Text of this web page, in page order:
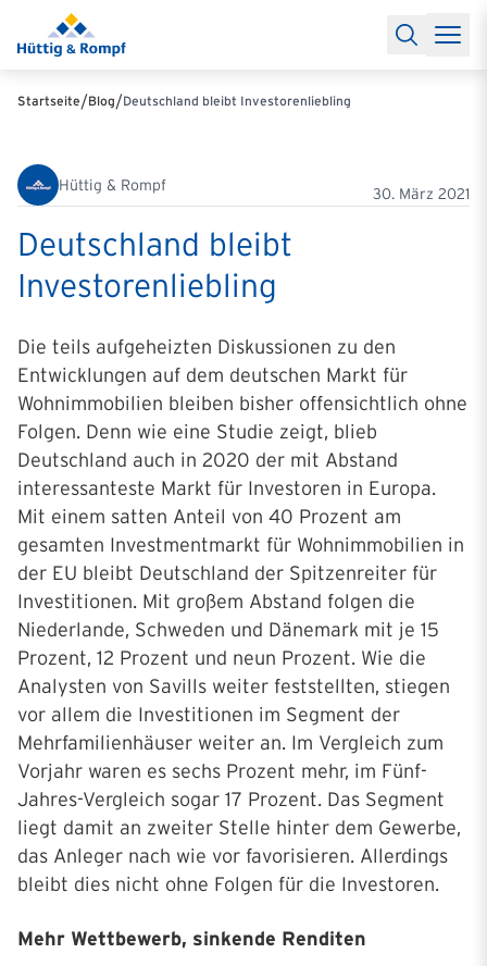
Baufinanzierung
RechnerBaufinanzierungsrechner
Anschlussfinanzierung
Partnerschaft
Partner werden
Käuferprofile 2026
News & Events
Über unsIhre Ansprechpartner
Startseite/Blog/Deutschland bleibt Investorenliebling
Hüttig & Rompf 30. März 2021
Deutschland bleibt
Investorenliebling
Die teils aufgeheizten Diskussionen zu den
Entwicklungen auf dem deutschen Markt für
Wohnimmobilien bleiben bisher offensichtlich ohne
Folgen. Denn wie eine Studie zeigt, blieb
Deutschland auch in 2020 der mit Abstand
interessanteste Markt für Investoren in Europa.
Mit einem satten Anteil von 40 Prozent am
gesamten Investmentmarkt für Wohnimmobilien in
der EU bleibt Deutschland der Spitzenreiter für
Investitionen. Mit großem Abstand folgen die
Niederlande, Schweden und Dänemark mit je 15
Prozent, 12 Prozent und neun Prozent. Wie die
Analysten von Savills weiter feststellten, stiegen
vor allem die Investitionen im Segment der
Mehrfamilienhäuser weiter an. Im Vergleich zum
Vorjahr waren es sechs Prozent mehr, im Fünf-
Jahres-Vergleich sogar 17 Prozent. Das Segment
liegt damit an zweiter Stelle hinter dem Gewerbe,
das Anleger nach wie vor favorisieren. Allerdings
bleibt dies nicht ohne Folgen für die Investoren.
Mehr Wettbewerb, sinkende Renditen